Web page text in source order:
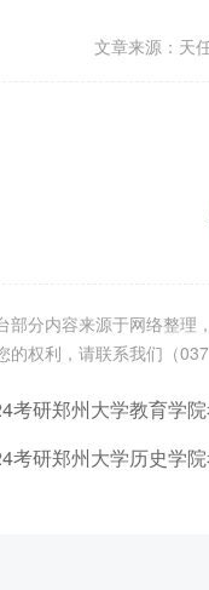
文章来源：天
部分内容来源于网络整理
的权利，请联系我们（
考研郑州大学教育学
考研郑州大学历史学